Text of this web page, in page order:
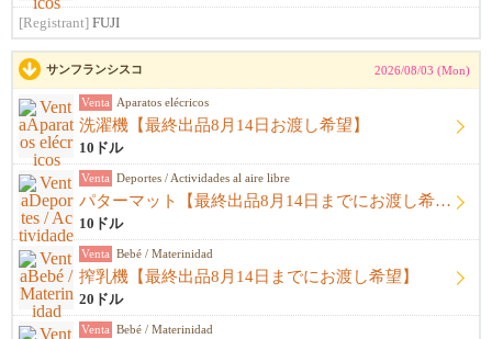
[Registrant] FUJI
サンフランシスコ 2026/08/03 (Mon)
Venta Aparatos elécricos
洗濯機【最終出品8月14日お渡し希望】
10ドル
Venta Deportes / Actividades al aire libre
パターマット【最終出品8月14日までにお渡し希望】
10ドル
Venta Bebé / Materinidad
搾乳機【最終出品8月14日までにお渡し希望】
20ドル
Venta Bebé / Materinidad